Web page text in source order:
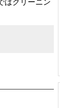
はクリーニン